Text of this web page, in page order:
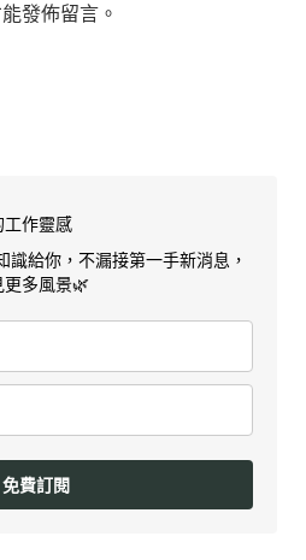
發佈留言。
作靈感
給你，不漏接第一手新消息，
多風景🌿
免費訂閱